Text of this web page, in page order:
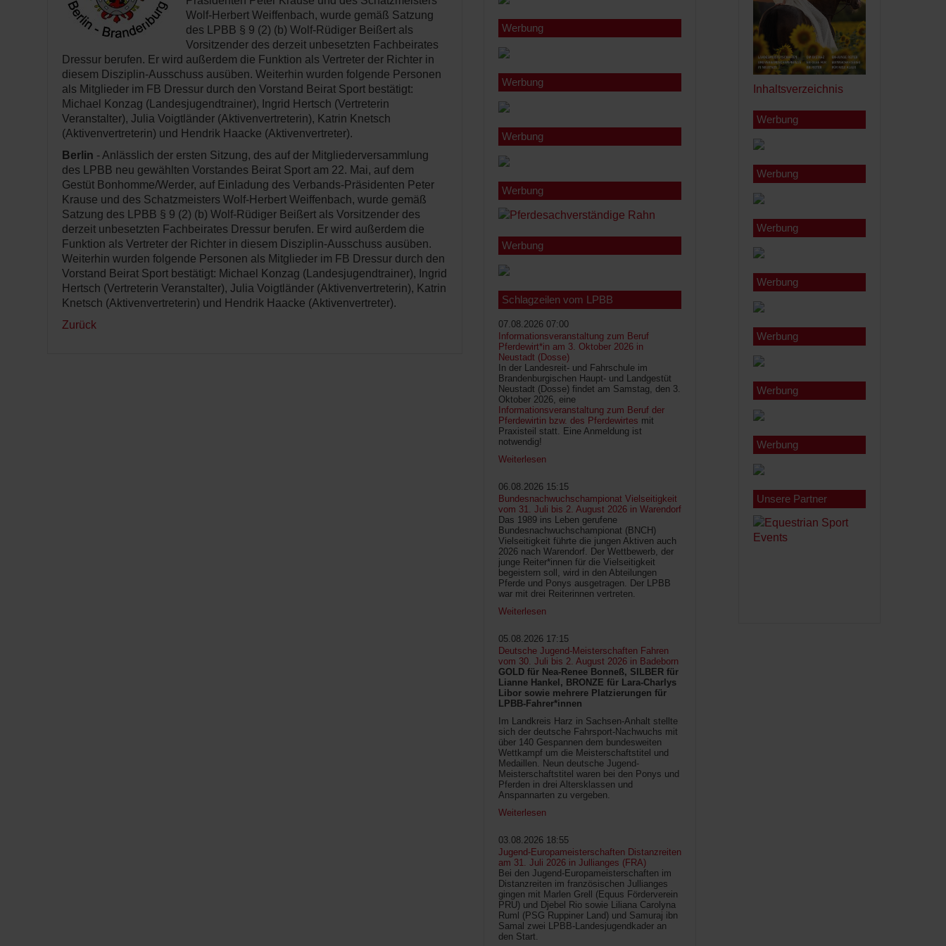
Wolf-Herbert Weiffenbach, wurde gemäß Satzung
des LPBB § 9 (2) (b) Wolf-Rüdiger Beißert als
Vorsitzender des derzeit unbesetzten Fachbeirates
Dressur berufen. Er wird außerdem die Funktion als Vertreter der Richter in
diesem Disziplin-Ausschuss ausüben. Weiterhin wurden folgende Personen
als Mitglieder im FB Dressur durch den Vorstand Beirat Sport bestätigt:
Michael Konzag (Landesjugendtrainer), Ingrid Hertsch (Vertreterin
Veranstalter), Julia Voigtländer (Aktivenvertreterin), Katrin Knetsch
(Aktivenvertreterin) und Hendrik Haacke (Aktivenvertreter).
Berlin - Anlässlich der ersten Sitzung, des auf der Mitgliederversammlung
des LPBB neu gewählten Vorstandes Beirat Sport am 22. Mai, auf dem
Gestüt Bonhomme/Werder, auf Einladung des Verbands-Präsidenten Peter
Krause und des Schatzmeisters Wolf-Herbert Weiffenbach, wurde gemäß
Satzung des LPBB § 9 (2) (b) Wolf-Rüdiger Beißert als Vorsitzender des
derzeit unbesetzten Fachbeirates Dressur berufen. Er wird außerdem die
Funktion als Vertreter der Richter in diesem Disziplin-Ausschuss ausüben.
Weiterhin wurden folgende Personen als Mitglieder im FB Dressur durch den
Vorstand Beirat Sport bestätigt: Michael Konzag (Landesjugendtrainer), Ingrid
Hertsch (Vertreterin Veranstalter), Julia Voigtländer (Aktivenvertreterin), Katrin
Knetsch (Aktivenvertreterin) und Hendrik Haacke (Aktivenvertreter).
Zurück
Werbung
Werbung
Werbung
Werbung
Werbung
Schlagzeilen vom LPBB
07.08.2026 07:00
Informationsveranstaltung zum Beruf
Pferdewirt*in am 3. Oktober 2026 in
Neustadt (Dosse)
In der Landesreit- und Fahrschule im
Brandenburgischen Haupt- und Landgestüt
Neustadt (Dosse) findet am Samstag, den 3.
Oktober 2026, eine
Informationsveranstaltung zum Beruf der
Pferdewirtin bzw. des Pferdewirtes mit
Praxisteil statt. Eine Anmeldung ist
notwendig!
Weiterlesen
06.08.2026 15:15
Bundesnachwuchschampionat Vielseitigkeit
vom 31. Juli bis 2. August 2026 in Warendorf
Das 1989 ins Leben gerufene
Bundesnachwuchschampionat (BNCH)
Vielseitigkeit führte die jungen Aktiven auch
2026 nach Warendorf. Der Wettbewerb, der
junge Reiter*innen für die Vielseitigkeit
begeistern soll, wird in den Abteilungen
Pferde und Ponys ausgetragen. Der LPBB
war mit drei Reiterinnen vertreten.
Weiterlesen
05.08.2026 17:15
Deutsche Jugend-Meisterschaften Fahren
vom 30. Juli bis 2. August 2026 in Badeborn
GOLD für Nea-Renee Bonneß, SILBER für
Lianne Hankel, BRONZE für Lara-Charlys
Libor sowie mehrere Platzierungen für
LPBB-Fahrer*innen
Im Landkreis Harz in Sachsen-Anhalt stellte
sich der deutsche Fahrsport-Nachwuchs mit
über 140 Gespannen dem bundesweiten
Wettkampf um die Meisterschaftstitel und
Medaillen. Neun deutsche Jugend-
Meisterschaftstitel waren bei den Ponys und
Pferden in drei Altersklassen und
Anspannarten zu vergeben.
Weiterlesen
03.08.2026 18:55
Jugend-Europameisterschaften Distanzreiten
am 31. Juli 2026 in Jullianges (FRA)
Bei den Jugend-Europameisterschaften im
Distanzreiten im französischen Jullianges
gingen mit Marlen Grell (Equus Förderverein
PRU) und Djebel Rio sowie Liliana Carolyna
Ruml (PSG Ruppiner Land) und Samuraj ibn
Samal zwei LPBB-Landesjugendkader an
den Start.
Inhaltsverzeichnis
Werbung
Werbung
Werbung
Werbung
Werbung
Werbung
Werbung
Unsere Partner